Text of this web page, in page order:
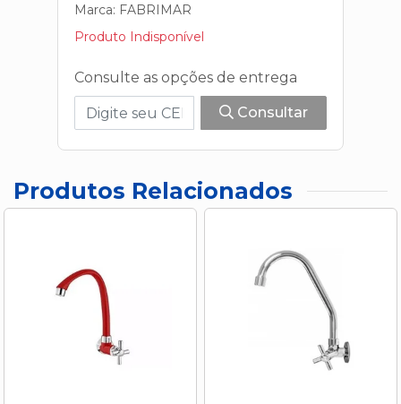
Marca: FABRIMAR
Produto Indisponível
Consulte as opções de entrega
Consultar
Produtos Relacionados